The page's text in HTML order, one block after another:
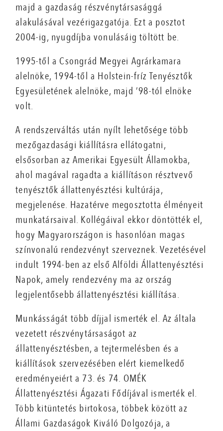
majd a gazdaság részvénytársasággá
alakulásával vezérigazgatója. Ezt a posztot
2004-ig, nyugdíjba vonulásáig töltött be.
1995-től a Csongrád Megyei Agrárkamara
alelnöke, 1994-től a Holstein-fríz Tenyésztők
Egyesületének alelnöke, majd ’98-tól elnöke
volt.
A rendszerváltás után nyílt lehetősége több
mezőgazdasági kiállításra ellátogatni,
elsősorban az Amerikai Egyesült Államokba,
ahol magával ragadta a kiállításon résztvevő
tenyésztők állattenyésztési kultúrája,
megjelenése. Hazatérve megosztotta élményeit
munkatársaival. Kollégáival ekkor döntötték el,
hogy Magyarországon is hasonlóan magas
színvonalú rendezvényt szerveznek. Vezetésével
indult 1994-ben az első Alföldi Állattenyésztési
Napok, amely rendezvény ma az ország
legjelentősebb állattenyésztési kiállítása.
Munkásságát több díjjal ismerték el. Az általa
vezetett részvénytársaságot az
állattenyésztésben, a tejtermelésben és a
kiállítások szervezésében elért kiemelkedő
eredményeiért a 73. és 74. OMÉK
Állattenyésztési Ágazati Fődíjával ismerték el.
Több kitüntetés birtokosa, többek között az
Állami Gazdaságok Kiváló Dolgozója, a